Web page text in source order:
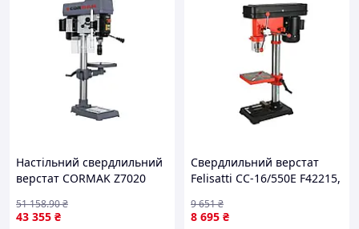
Інструкція з експлуатації.
Гарантія 12 місяців.
Настільний свердлильний
верстат CORMAK Z7020
43 355 ₴
51 158.90₴
Свердлильний верстат
Felisatti СС-16/550Е F42215,
швидкостей
8 695 ₴
9 651₴